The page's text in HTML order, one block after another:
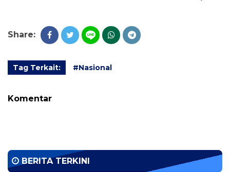
Share:
Tag Terkait: #Nasional
Komentar
BERITA TERKINI